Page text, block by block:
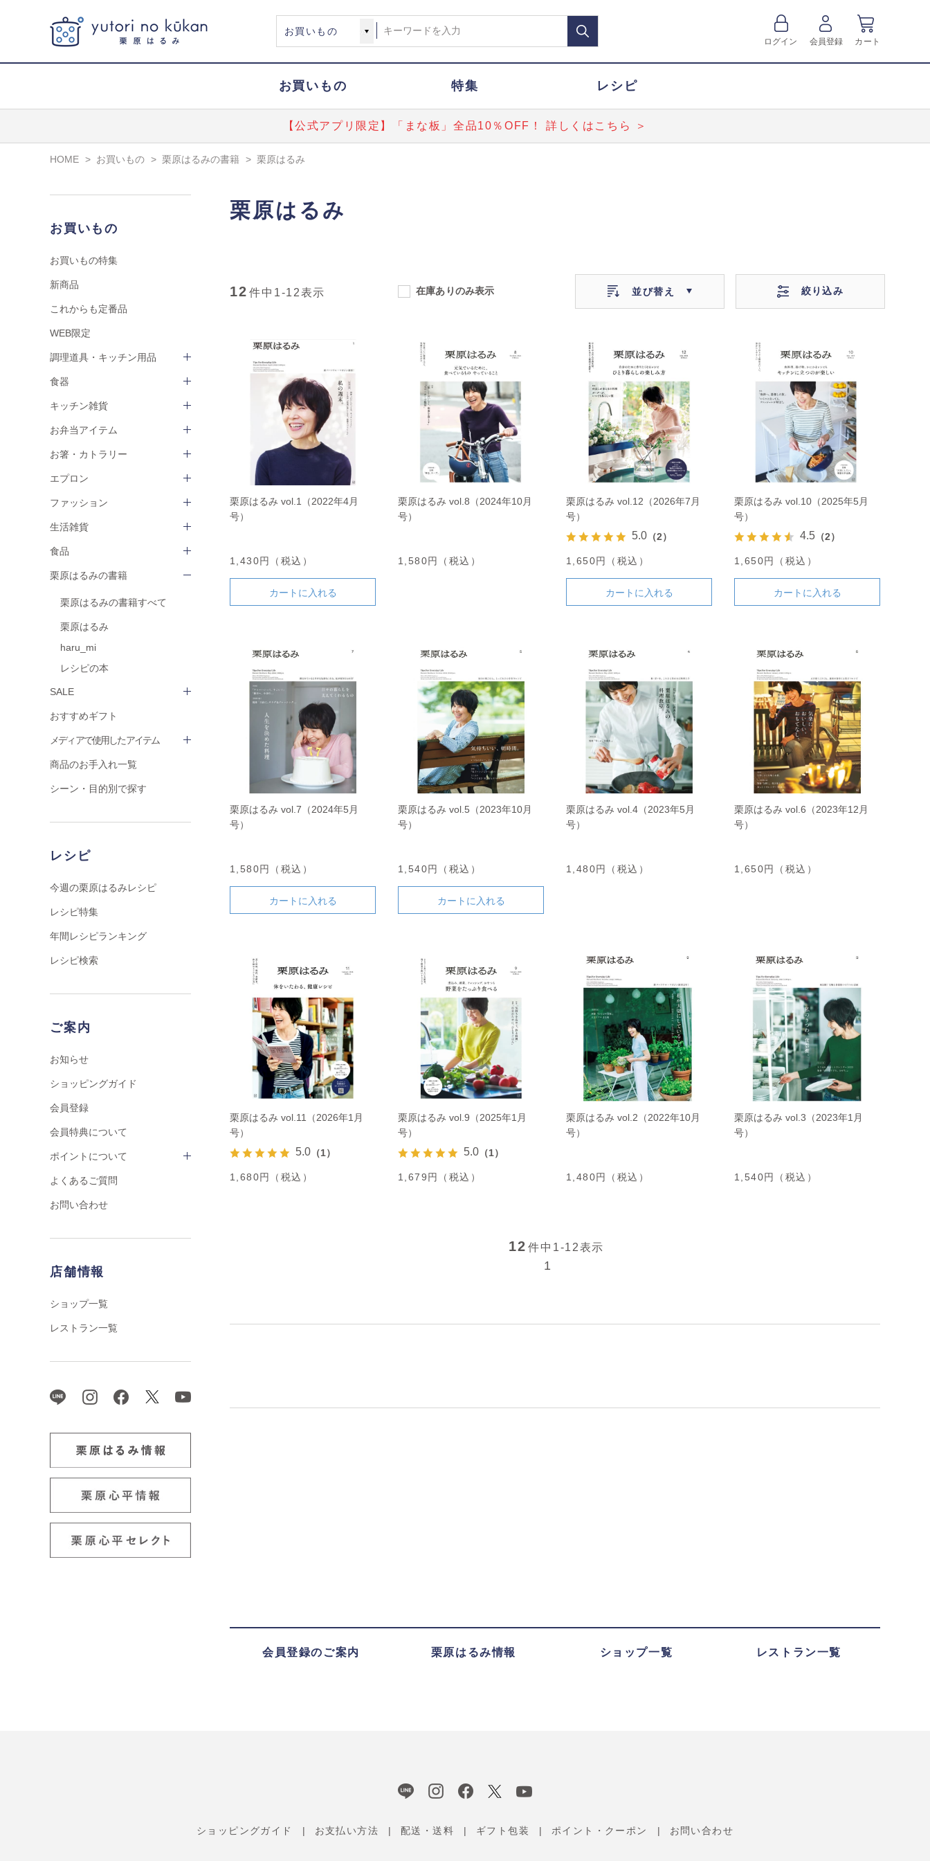
ログイン 会員登録 カート
お買いもの 特集 レシピ
【公式アプリ限定】「まな板」全品10％OFF！ 詳しくはこちら ＞
HOME > お買いもの > 栗原はるみの書籍 > 栗原はるみ
お買いもの
お買いもの特集
新商品
これからも定番品
WEB限定
調理道具・キッチン用品
食器
キッチン雑貨
お弁当アイテム
お箸・カトラリー
エプロン
ファッション
生活雑貨
食品
栗原はるみの書籍
栗原はるみの書籍すべて
栗原はるみ
haru_mi
レシピの本
SALE
おすすめギフト
メディアで使用したアイテム
商品のお手入れ一覧
シーン・目的別で探す
レシピ
今週の栗原はるみレシピ
レシピ特集
年間レシピランキング
レシピ検索
ご案内
お知らせ
ショッピングガイド
会員登録
会員特典について
ポイントについて
よくあるご質問
お問い合わせ
店舗情報
ショップ一覧
レストラン一覧
栗原はるみ
12 件中 1-12表示 在庫ありのみ表示 並び替え 絞り込み
栗原はるみ vol.1（2022年4月
号）
1,430円（税込）
カートに入れる
栗原はるみ vol.8（2024年10月
号）
1,580円（税込）
栗原はるみ vol.12（2026年7月
号）
5.0 （2）
1,650円（税込）
カートに入れる
栗原はるみ vol.10（2025年5月
号）
4.5 （2）
1,650円（税込）
カートに入れる
栗原はるみ vol.7（2024年5月
号）
1,580円（税込）
カートに入れる
栗原はるみ vol.5（2023年10月
号）
1,540円（税込）
カートに入れる
栗原はるみ vol.4（2023年5月
号）
1,480円（税込）
栗原はるみ vol.6（2023年12月
号）
1,650円（税込）
栗原はるみ vol.11（2026年1月
号）
5.0 （1）
1,680円（税込）
栗原はるみ vol.9（2025年1月
号）
5.0 （1）
1,679円（税込）
栗原はるみ vol.2（2022年10月
号）
1,480円（税込）
栗原はるみ vol.3（2023年1月
号）
1,540円（税込）
12 件中 1-12表示
1
会員登録のご案内 栗原はるみ情報 ショップ一覧 レストラン一覧
ショッピングガイド お支払い方法 配送・送料 ギフト包装 ポイント・クーポン お問い合わせ